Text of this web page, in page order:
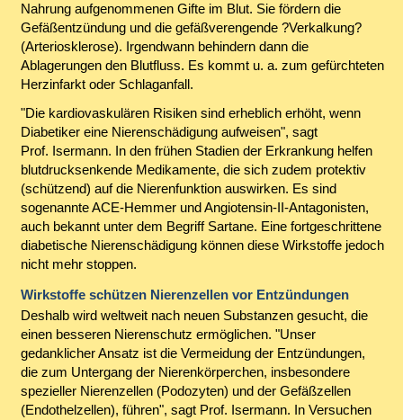
Nahrung aufgenommenen Gifte im Blut. Sie fördern die
Gefäßentzündung und die gefäßverengende ?Verkalkung?
(Arteriosklerose). Irgendwann behindern dann die
Ablagerungen den Blutfluss. Es kommt u. a. zum gefürchteten
Herzinfarkt oder Schlaganfall.
"Die kardiovaskulären Risiken sind erheblich erhöht, wenn
Diabetiker eine Nierenschädigung aufweisen", sagt
Prof. Isermann. In den frühen Stadien der Erkrankung helfen
blutdrucksenkende Medikamente, die sich zudem protektiv
(schützend) auf die Nierenfunktion auswirken. Es sind
sogenannte ACE-Hemmer und Angiotensin-II-Antagonisten,
auch bekannt unter dem Begriff Sartane. Eine fortgeschrittene
diabetische Nierenschädigung können diese Wirkstoffe jedoch
nicht mehr stoppen.
Wirkstoffe schützen Nierenzellen vor Entzündungen
Deshalb wird weltweit nach neuen Substanzen gesucht, die
einen besseren Nierenschutz ermöglichen. "Unser
gedanklicher Ansatz ist die Vermeidung der Entzündungen,
die zum Untergang der Nierenkörperchen, insbesondere
spezieller Nierenzellen (Podozyten) und der Gefäßzellen
(Endothelzellen), führen", sagt Prof. Isermann. In Versuchen